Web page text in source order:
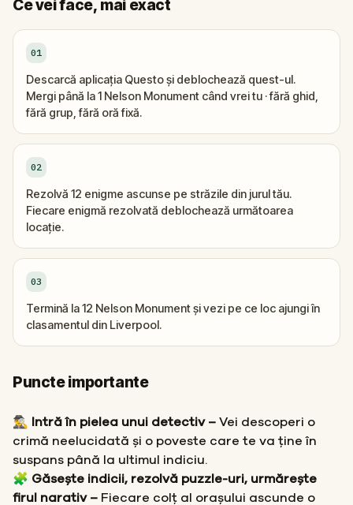
Ce vei face, mai exact
01
Descarcă aplicația Questo și deblochează quest-ul.
Mergi până la 1 Nelson Monument când vrei tu · fără ghid,
fără grup, fără oră fixă.
02
Rezolvă 12 enigme ascunse pe străzile din jurul tău.
Fiecare enigmă rezolvată deblochează următoarea
locație.
03
Termină la 12 Nelson Monument și vezi pe ce loc ajungi în
clasamentul din Liverpool.
Puncte importante
🕵️‍♂️ Intră în pielea unui detectiv – Vei descoperi o
crimă neelucidată și o poveste care te va ține în
suspans până la ultimul indiciu.
🧩 Găsește indicii, rezolvă puzzle-uri, urmărește
firul narativ – Fiecare colț al orașului ascunde o